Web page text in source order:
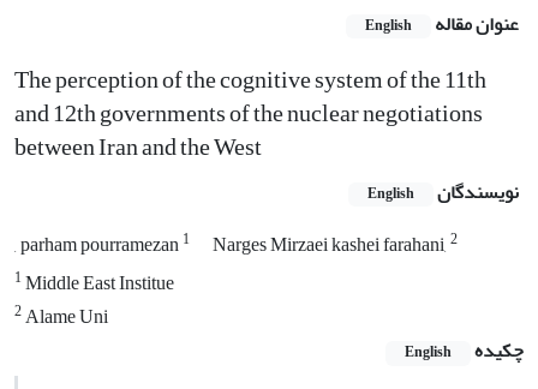
عنوان مقاله English
The perception of the cognitive system of the 11th
and 12th governments of the nuclear negotiations
between Iran and the West
نویسندگان English
, parham pourramezan1 Narges Mirzaei kashei farahani,2
1Middle East Institue
2Alame Uni
چکیده
English